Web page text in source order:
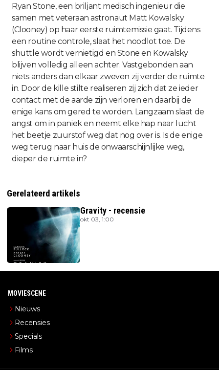
Ryan Stone, een briljant medisch ingenieur die
samen met veteraan astronaut Matt Kowalsky
(Clooney) op haar eerste ruimtemissie gaat. Tijdens
een routine controle, slaat het noodlot toe. De
shuttle wordt vernietigd en Stone en Kowalsky
blijven volledig alleen achter. Vastgebonden aan
niets anders dan elkaar zweven zij verder de ruimte
in. Door de kille stilte realiseren zij zich dat ze ieder
contact met de aarde zijn verloren en daarbij de
enige kans om gered te worden. Langzaam slaat de
angst om in paniek en neemt elke hap naar lucht
het beetje zuurstof weg dat nog over is. Is de enige
weg terug naar huis de onwaarschijnlijke weg,
dieper de ruimte in?
Gerelateerd artikels
Gravity - recensie
okt 03, 1:00
MOVIESCENE
Nieuws
Recensies
Specials
Films